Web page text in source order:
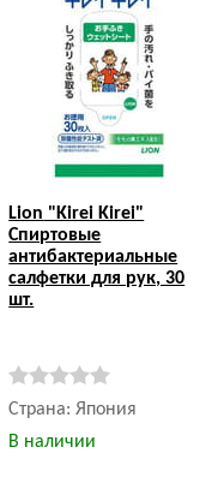
Lion "Kirei Kirei"
Спиртовые
антибактериальные
салфетки для рук, 30
шт.
Страна: Япония
В наличии